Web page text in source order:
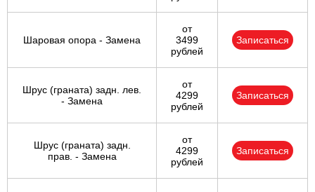
Шаровая опора - Замена
от
3499
рублей
Записаться
Шрус (граната) задн. лев.
- Замена
от
4299
рублей
Записаться
Шрус (граната) задн.
прав. - Замена
от
4299
рублей
Записаться